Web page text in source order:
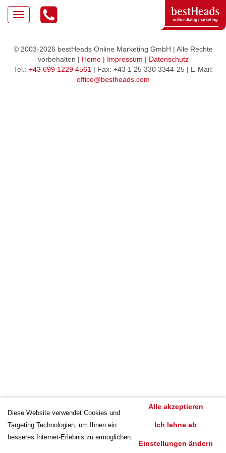
Diese Website verwendet Cookies und
Targeting Technologien, um Ihnen ein
besseres Internet-Erlebnis zu ermöglichen.
Alle akzeptieren
Ich lehne ab
Einstellungen ändern
© 2003-2026 bestHeads Online Marketing GmbH | Alle Rechte
vorbehalten | Home| Impressum | Datenschutz
Tel.: +43 699 1229 4561 | Fax: +43 1 25 330 3344-25 | E-Mail:
office@bestheads.com